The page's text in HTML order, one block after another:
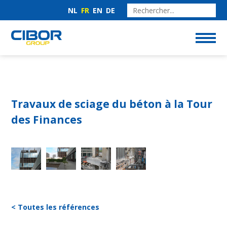
NL FR EN DE
Travaux de sciage du béton à la Tour
des Finances
< Toutes les références